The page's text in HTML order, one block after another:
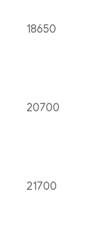
18650
20700
21700